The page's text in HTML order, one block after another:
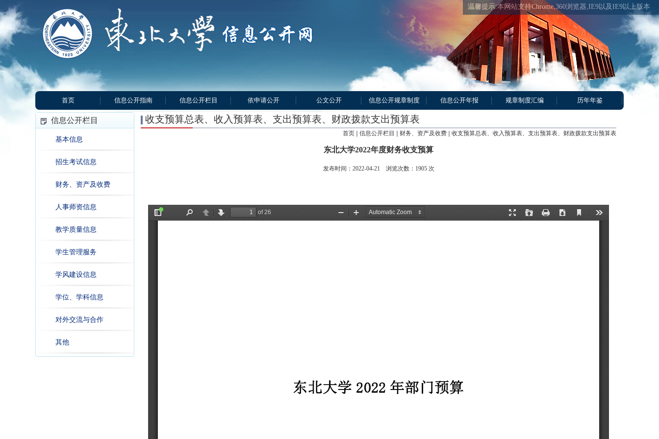
首页 信息公开指南 信息公开栏目 依申请公开 公文公开 信息公开规章制度 信息公开年报 规章制度汇编 历年年鉴
信息公开栏目
基本信息
招生考试信息
财务、资产及收费
人事师资信息
教学质量信息
学生管理服务
学风建设信息
学位、学科信息
对外交流与合作
其他
收支预算总表、收入预算表、支出预算表、财政拨款支出预算表
首页 信息公开栏目 财务、资产及收费 收支预算总表、收入预算表、支出预算表、财政拨款支出预算表
东北大学2022年度财务收支预算
发布时间：2022-04-21 浏览次数： 1905 次
温馨提示:本网站支持Chrome,360浏览器,IE9以及IE9以上版本